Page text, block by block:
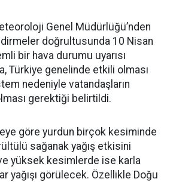
Genel Müdürlüğü’nden
doğrultusunda 10 Nisan
bir hava durumu uyarısı
Türkiye genelinde etkili olması
nedeniyle vatandaşların
gerektiği belirtildi.
göre yurdun birçok kesiminde
sağanak yağış etkisini
yüksek kesimlerde ise karla
yağışı görülecek. Özellikle Doğu